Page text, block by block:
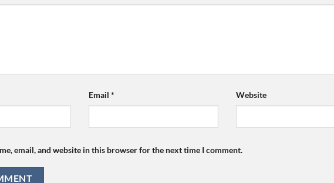
Email * Website
email, and website in this browser for the next time I comment.